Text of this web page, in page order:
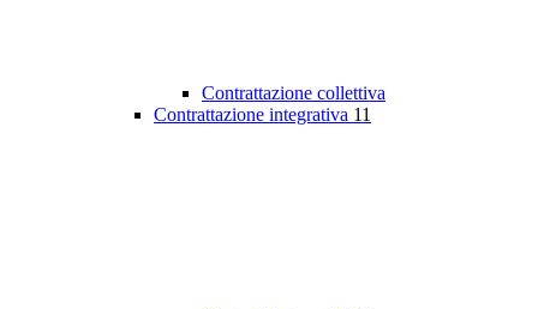
Contrattazione collettiva
Contrattazione integrativa 11